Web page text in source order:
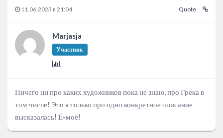
11.06.2023 в 21:04 Quote
Marjasja
Участник
Ничего ни про каких художников пока не знаю, про Грека в
том числе! Это я только про одно конкретное описание
высказалась! Ё-моё!